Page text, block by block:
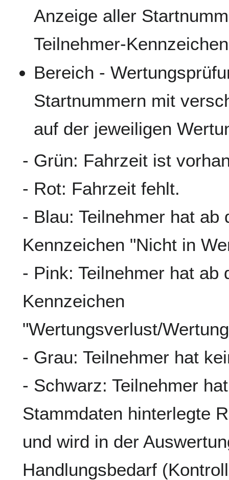
Anzeige aller
Teilnehmer-
Bereich -
Startnummern mit
auf der jeweiligen
- Grün: Fahrzeit ist
- Rot: Fahrzeit fehlt.
- Blau: Teilnehmer hat
Kennzeichen "Nicht in
- Pink: Teilnehmer hat ab
Kennzeichen
"Wertungsverlust/
- Grau: Teilnehmer hat
- Schwarz: Teilnehmer
Stammdaten hinterlegte
und wird in der
Handlungsbedarf